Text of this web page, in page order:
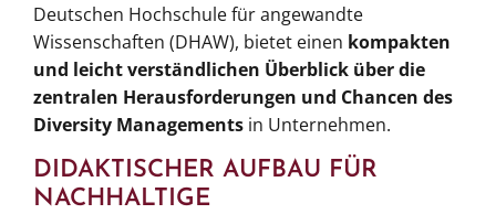
Deutschen Hochschule für angewandte
Wissenschaften (DHAW), bietet einen kompakten
und leicht verständlichen Überblick über die
zentralen Herausforderungen und Chancen des
Diversity Managements in Unternehmen.
DIDAKTISCHER AUFBAU FÜR
NACHHALTIGE